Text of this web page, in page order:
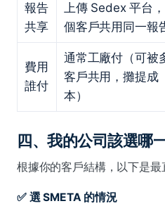
報告
共享
上傳 Sedex 平台
個客戶共用同一報
費用
誰付
通常工廠付（可被
客戶共用，攤提成
本）
四、我的公司該選哪
根據你的客戶結構，以下是最
✅ 選 SMETA 的情況